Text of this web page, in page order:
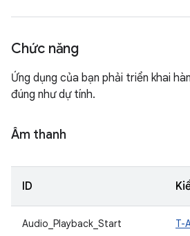
Chức năng
Ứng dụng của bạn phải triển khai
đúng như dự tính.
Âm thanh
ID
Audio_Playback_Start T-